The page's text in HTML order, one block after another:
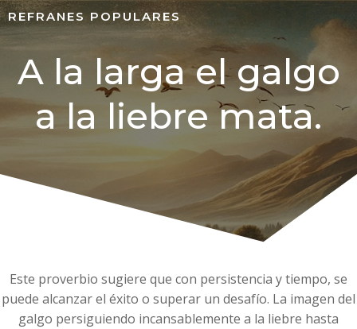
REFRANES POPULARES
A la larga el galgo
a la liebre mata.
Este proverbio sugiere que con persistencia y tiempo, se
puede alcanzar el éxito o superar un desafío. La imagen del
galgo persiguiendo incansablemente a la liebre hasta